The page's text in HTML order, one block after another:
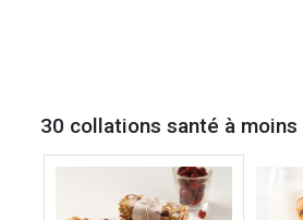
30 collations santé à